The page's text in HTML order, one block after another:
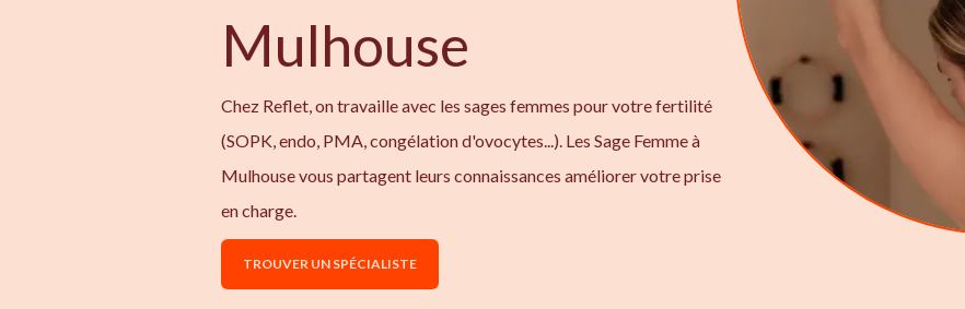
Mulhouse
Chez Reflet, on travaille avec les sages femmes pour votre fertilité
(SOPK, endo, PMA, congélation d'ovocytes...). Les Sage Femme à
Mulhouse vous partagent leurs connaissances améliorer votre prise
en charge.
TROUVER UN SPÉCIALISTE